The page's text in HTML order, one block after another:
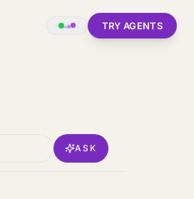
TRY AGENTS
ASK